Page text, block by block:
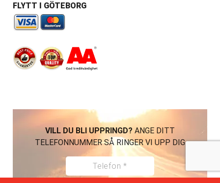
FLYTT I GÖTEBORG
VILL DU BLI UPPRINGD? ANGE DITT
TELEFONNUMMER SÅ RINGER VI UPP DIG